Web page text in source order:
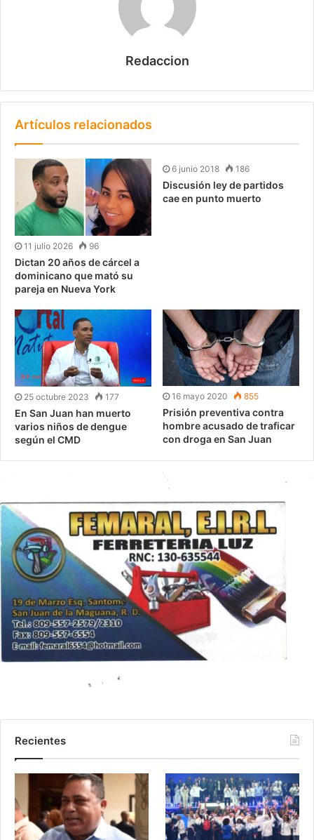
Redaccion
Artículos relacionados
11 julio 2026 96
Dictan 20 años de cárcel a
dominicano que mató su
pareja en Nueva York
6 junio 2018 186
Discusión ley de partidos
cae en punto muerto
25 octubre 2023 177
En San Juan han muerto
varios niños de dengue
según el CMD
16 mayo 2020 855
Prisión preventiva contra
hombre acusado de traficar
con droga en San Juan
Recientes